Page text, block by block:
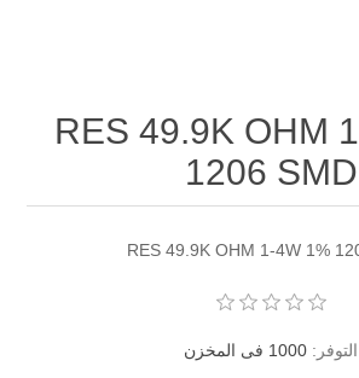
RES 49.9K OHM
1206 SMD
RES 49.9K OHM 1-4W 1%
التوفر: 1000 فى المخزن